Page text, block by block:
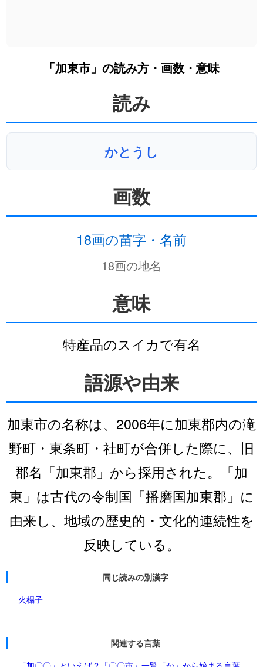
「加東市」の読み方・画数・意味
読み
かとうし
画数
18画の苗字・名前
18画の地名
意味
特産品のスイカで有名
語源や由来
加東市の名称は、2006年に加東郡内の滝
野町・東条町・社町が合併した際に、旧
郡名「加東郡」から採用された。「加
東」は古代の令制国「播磨国加東郡」に
由来し、地域の歴史的・文化的連続性を
反映している。
同じ読みの別漢字
火榻子
関連する言葉